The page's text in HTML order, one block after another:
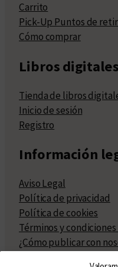
Carrito
Pick-Up Puntos de
Cómo comprar
Libros digitales
Tienda de libros
Inicio de sesión
Registro
Información
Aviso Legal
Política de privacidad
Política de cookies
Términos y
¿Cómo publicar con